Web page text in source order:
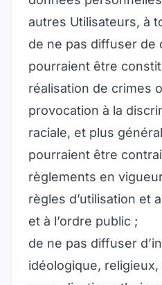
autres Utilisateurs, à
de ne pas diffuser de
pourraient être
réalisation de crimes
provocation à la
raciale, et plus
pourraient être
règlements en
règles d’utilisation et
et à l’ordre public ;
de ne pas diffuser
idéologique,